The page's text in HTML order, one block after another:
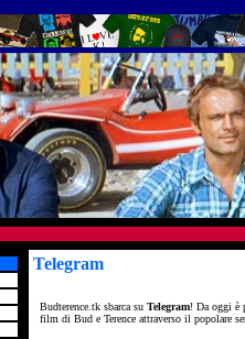
Telegram
Budterence.tk sbarca su Telegram! Da oggi è
film di Bud e Terence attraverso il popolare